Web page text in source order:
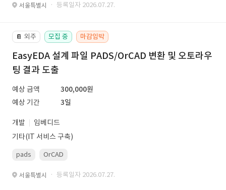
서울특별시 · 등록일자 2026.07.27.
📔 외주 모집 중 마감임박
EasyEDA 설계 파일 PADS/OrCAD 변환 및 오토라우
팅 결과 도출
예상 금액
300,000원
예상 기간
3일
개발
임베디드
기타(IT 서비스 구축)
pads OrCAD
서울특별시 · 등록일자 2026.07.27.